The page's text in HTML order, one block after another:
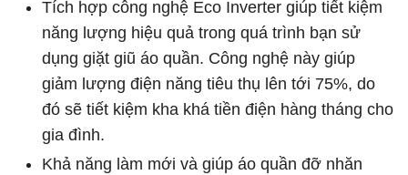
Tích hợp công nghệ Eco Inverter giúp tiết kiệm
năng lượng hiệu quả trong quá trình bạn sử
dụng giặt giũ áo quần. Công nghệ này giúp
giảm lượng điện năng tiêu thụ lên tới 75%, do
đó sẽ tiết kiệm kha khá tiền điện hàng tháng cho
gia đình.
Khả năng làm mới và giúp áo quần đỡ nhăn